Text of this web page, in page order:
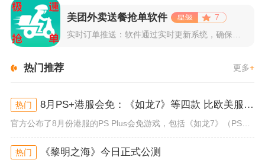
美团外卖送餐抢单软件
7
热门推荐 更多+
热门 8月PS+港服会免：《如龙7》等四款 比欧美服多一款
官方公布了8月份港服的PS Plus会免游戏，包括《如龙7》（PS4/PS5）、《小小梦魇》（PS4）、《托尼霍克职业滑...
热门 《黎明之海》今日正式公测